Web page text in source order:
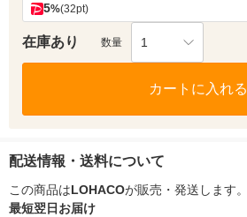
5%(32pt)
在庫あり 数量 1
カートに入れる
配送情報・送料について
この商品はLOHACOが販売・発送します。
最短翌日お届け